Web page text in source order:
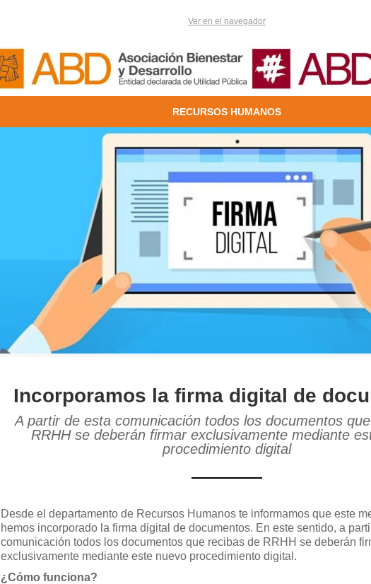
Ver en el navegador
RECURSOS HUMANOS
Incorporamos la firma digital de
A partir de esta comunicación todos los documentos
RRHH se deberán firmar exclusivamente mediante
procedimiento digital
Desde el departamento de Recursos Humanos te informamos que este
hemos incorporado la firma digital de documentos. En este sentido, a
comunicación todos los documentos que recibas de RRHH se deberán
exclusivamente mediante este nuevo procedimiento digital.
¿Cómo funciona?